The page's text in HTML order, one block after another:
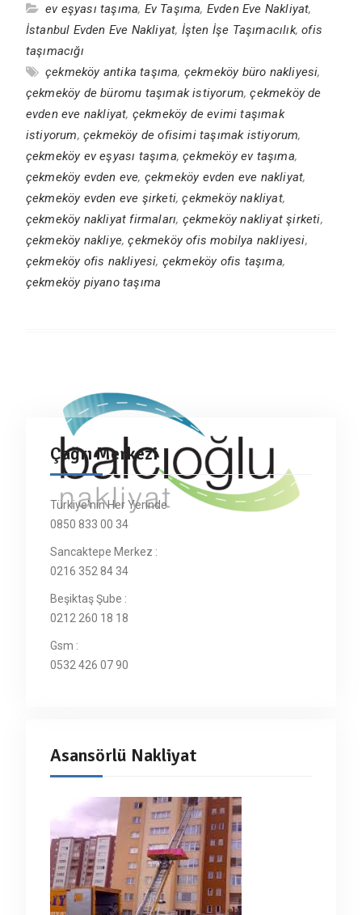
ev eşyası taşıma, Ev Taşıma, Evden Eve Nakliyat,
İstanbul Evden Eve Nakliyat, İşten İşe Taşımacılık,ofis
taşımacığı
çekmeköy antika taşıma, çekmeköy büro nakliyesi,
çekmeköy de büromu taşımak istiyorum,çekmeköy de
evden eve nakliyat, çekmeköy de evimi taşımak
istiyorum, çekmeköy de ofisimi taşımak istiyorum,
çekmeköy ev eşyası taşıma,çekmeköy ev taşıma,
çekmeköy evden eve, çekmeköy evden eve nakliyat,
çekmeköy evden eve şirketi,çekmeköy nakliyat,
çekmeköy nakliyat firmaları, çekmeköy nakliyat şirketi,
çekmeköy nakliye,çekmeköy ofis mobilya nakliyesi,
çekmeköy ofis nakliyesi, çekmeköy ofis taşıma,
çekmeköy piyano taşıma
Çağrı Merkezi
Türkiye'nin Her Yerinde
0850 833 00 34
Sancaktepe Merkez :
0216 352 84 34
Beşiktaş Şube :
0212 260 18 18
Gsm :
0532 426 07 90
Asansörlü Nakliyat